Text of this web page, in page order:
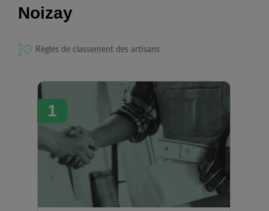
Noizay
Règles de classement des artisans
1